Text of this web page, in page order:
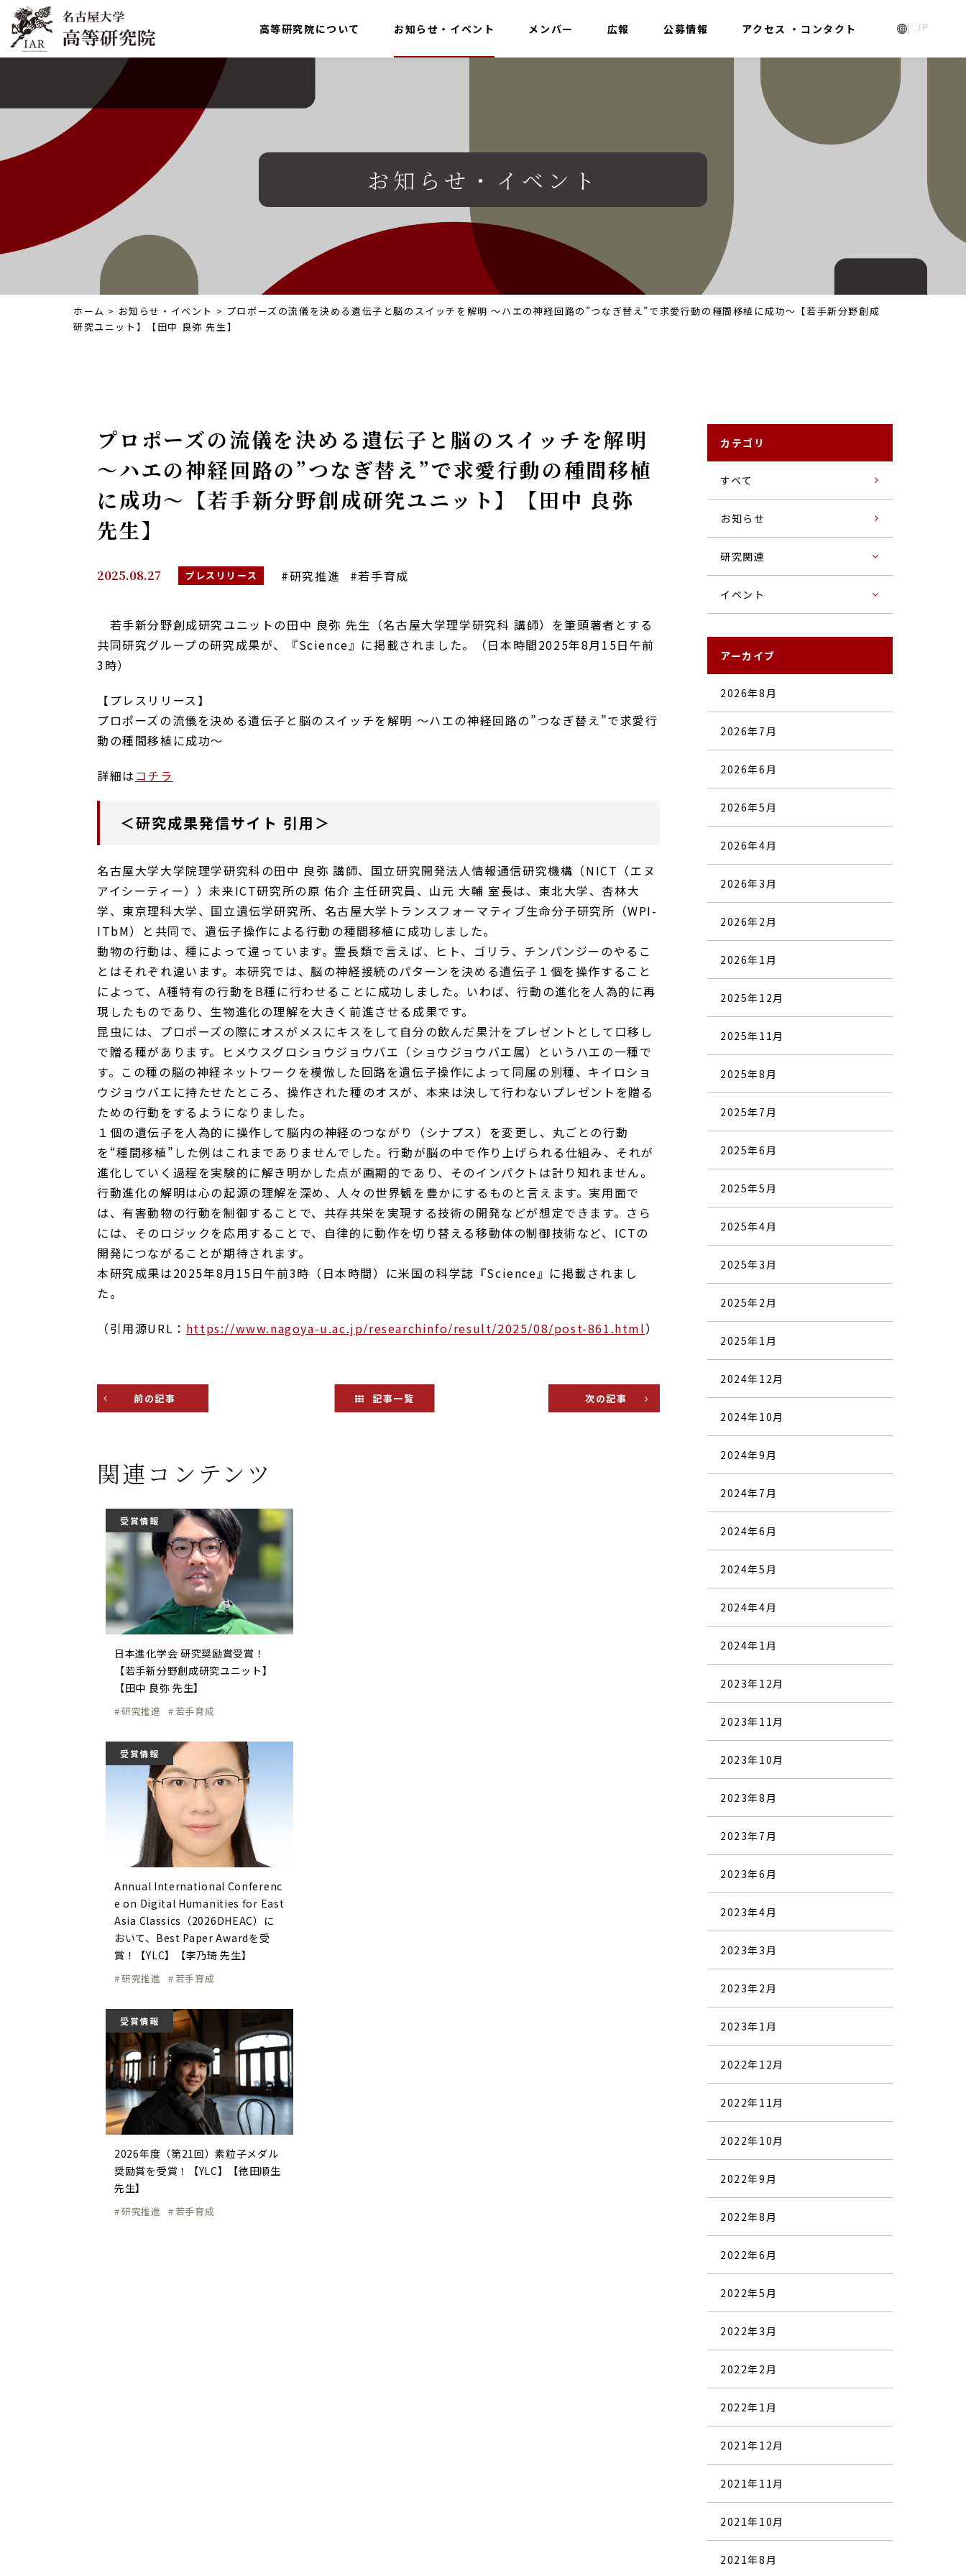
高等研究院について お知らせ・イベント メンバー 広報 公募情報 アクセス ・コンタクト 1_ja
お知らせ・イベント
ホーム > お知らせ・イベント > プロポーズの流儀を決める遺伝子と脳のスイッチを解明 ～ハエの神経回路の”つなぎ替え”で求愛行動の種間移植に成功～【若手新分野創成
研究ユニット】【田中 良弥 先生】
プロポーズの流儀を決める遺伝子と脳のスイッチを解明
～ハエの神経回路の”つなぎ替え”で求愛行動の種間移植
に成功～【若手新分野創成研究ユニット】【田中 良弥
先生】
2025.08.27 プレスリリース #研究推進 #若手育成
若手新分野創成研究ユニットの田中 良弥 先生（名古屋大学理学研究科 講師）を筆頭著者とする
共同研究グループの研究成果が、『Science』に掲載されました。（日本時間2025年8月15日午前
3時）
【プレスリリース】
プロポーズの流儀を決める遺伝子と脳のスイッチを解明 ～ハエの神経回路の”つなぎ替え”で求愛行
動の種間移植に成功～
詳細は コチラ
＜研究成果発信サイト 引用＞
名古屋大学大学院理学研究科の田中 良弥 講師、国立研究開発法人情報通信研究機構（NICT（エヌ
アイシーティー））未来ICT研究所の原 佑介 主任研究員、山元 大輔 室長は、東北大学、杏林大
学、東京理科大学、国立遺伝学研究所、名古屋大学トランスフォーマティブ生命分子研究所（WPI-
ITbM）と共同で、遺伝子操作による行動の種間移植に成功しました。
動物の行動は、種によって違っています。霊長類で言えば、ヒト、ゴリラ、チンパンジーのやるこ
とはそれぞれ違います。本研究では、脳の神経接続のパターンを決める遺伝子１個を操作すること
によって、A種特有の行動をB種に行わせることに成功しました。いわば、行動の進化を人為的に再
現したものであり、生物進化の理解を大きく前進させる成果です。
昆虫には、プロポーズの際にオスがメスにキスをして自分の飲んだ果汁をプレゼントとして口移し
で贈る種があります。ヒメウスグロショウジョウバエ（ショウジョウバエ属）というハエの一種で
す。この種の脳の神経ネットワークを模倣した回路を遺伝子操作によって同属の別種、キイロショ
ウジョウバエに持たせたところ、操作された種のオスが、本来は決して行わないプレゼントを贈る
ための行動をするようになりました。
１個の遺伝子を人為的に操作して脳内の神経のつながり（シナプス）を変更し、丸ごとの行動
を“種間移植”した例はこれまでありませんでした。行動が脳の中で作り上げられる仕組み、それが
進化していく過程を実験的に解き明かした点が画期的であり、そのインパクトは計り知れません。
行動進化の解明は心の起源の理解を深め、人々の世界観を豊かにするものと言えます。実用面で
は、有害動物の行動を制御することで、共存共栄を実現する技術の開発などが想定できます。さら
には、そのロジックを応用することで、自律的に動作を切り替える移動体の制御技術など、ICTの
開発につながることが期待されます。
本研究成果は2025年8月15日午前3時（日本時間）に米国の科学誌『Science』に掲載されまし
た。
（引用源URL： https://www.nagoya-u.ac.jp/researchinfo/result/2025/08/post-861.html）
前の記事 記事一覧 次の記事
関連コンテンツ
受賞情報
日本進化学会 研究奨励賞受賞！
【若手新分野創成研究ユニット】
【田中 良弥 先生】
研究推進 若手育成
受賞情報
Annual International Conferenc
e on Digital Humanities for East
Asia Classics（2026DHEAC）に
おいて、Best Paper Awardを受
賞！【YLC】【李乃琦 先生】
研究推進 若手育成
受賞情報
2026年度（第21回）素粒子メダル
奨励賞を受賞！【YLC】【徳田順生
先生】
研究推進 若手育成
カテゴリ
すベて
お知らせ
研究関連
イベント
アーカイブ
2026年8月
2026年7月
2026年6月
2026年5月
2026年4月
2026年3月
2026年2月
2026年1月
2025年12月
2025年11月
2025年8月
2025年7月
2025年6月
2025年5月
2025年4月
2025年3月
2025年2月
2025年1月
2024年12月
2024年10月
2024年9月
2024年7月
2024年6月
2024年5月
2024年4月
2024年1月
2023年12月
2023年11月
2023年10月
2023年8月
2023年7月
2023年6月
2023年4月
2023年3月
2023年2月
2023年1月
2022年12月
2022年11月
2022年10月
2022年9月
2022年8月
2022年6月
2022年5月
2022年3月
2022年2月
2022年1月
2021年12月
2021年11月
2021年10月
2021年8月